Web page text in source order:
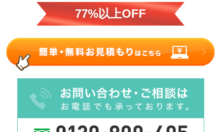
77%以上OFF